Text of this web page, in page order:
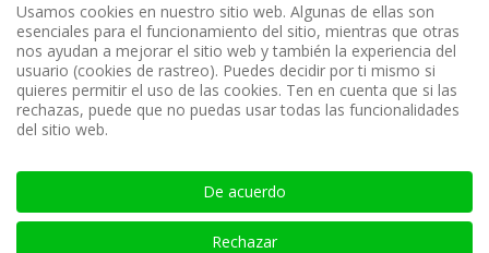
Usamos cookies en nuestro sitio web. Algunas de ellas son
esenciales para el funcionamiento del sitio, mientras que otras
nos ayudan a mejorar el sitio web y también la experiencia del
usuario (cookies de rastreo). Puedes decidir por ti mismo si
quieres permitir el uso de las cookies. Ten en cuenta que si las
rechazas, puede que no puedas usar todas las funcionalidades
del sitio web.
De acuerdo
Rechazar